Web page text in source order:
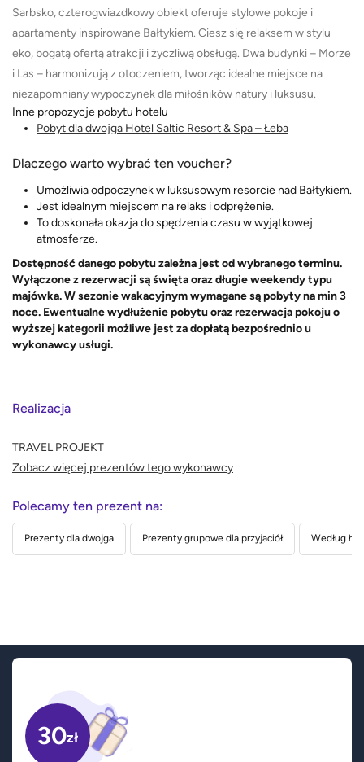
Sarbsko, czterogwiazdkowy obiekt oferuje stylowe pokoje i
apartamenty inspirowane Bałtykiem. Ciesz się relaksem w stylu
eko, bogatą ofertą atrakcji i życzliwą obsługą. Dwa budynki – Morze
i Las – harmonizują z otoczeniem, tworząc idealne miejsce na
niezapomniany wypoczynek dla miłośników natury i luksusu.
Inne propozycje pobytu hotelu
Pobyt dla dwojga Hotel Saltic Resort & Spa – Łeba
Dlaczego warto wybrać ten voucher?
Umożliwia odpoczynek w luksusowym resorcie nad Bałtykiem.
Jest idealnym miejscem na relaks i odprężenie.
To doskonała okazja do spędzenia czasu w wyjątkowej
atmosferze.
Dostępność danego pobytu zależna jest od wybranego terminu.
Wyłączone z rezerwacji są święta oraz długie weekendy typu
majówka. W sezonie wakacyjnym wymagane są pobyty na min 3
noce. Ewentualne wydłużenie pobytu oraz rezerwacja pokoju o
wyższej kategorii możliwe jest za dopłatą bezpośrednio u
wykonawcy usługi.
Realizacja
TRAVEL PROJEKT
Zobacz więcej prezentów tego wykonawcy
Polecamy ten prezent na:
Prezenty dla dwojga Prezenty grupowe dla przyjaciół Według
30zł